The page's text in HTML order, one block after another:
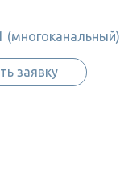
(многоканальный)
заявку